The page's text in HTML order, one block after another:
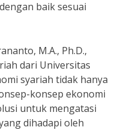
baik sesuai
M.A., Ph.D.,
dari Universitas
syariah tidak hanya
konsep ekonomi
untuk mengatasi
dihadapi oleh